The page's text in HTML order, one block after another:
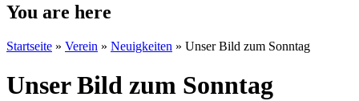
You are here
Startseite » Verein » Neuigkeiten » Unser Bild zum Sonntag
Unser Bild zum Sonntag